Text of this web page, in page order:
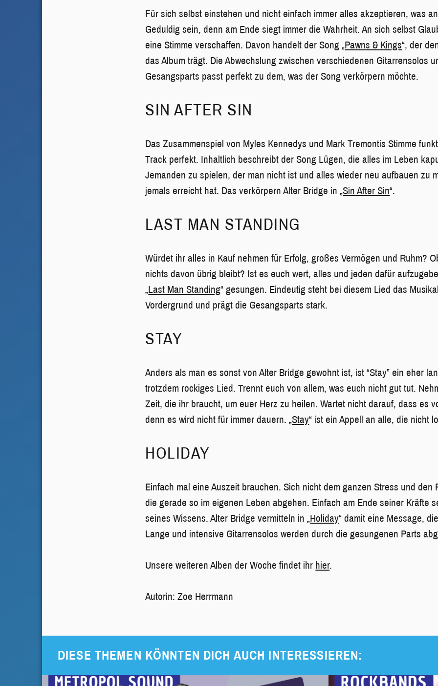
Für sich selbst einstehen und nicht einfach immer alles akzeptieren, was
Geduldig sein, denn am Ende siegt immer die Wahrheit. An sich selbst
eine Stimme verschaffen. Davon handelt der Song „Pawns & Kings“, der
das Album trägt. Die Abwechslung zwischen verschiedenen Gitarrensolos
Gesangsparts passt perfekt zu dem, was der Song verkörpern möchte.
SIN AFTER SIN
Das Zusammenspiel von Myles Kennedys und Mark Tremontis Stimme
Track perfekt. Inhaltlich beschreibt der Song Lügen, die alles im Leben
Jemanden zu spielen, der man nicht ist und alles wieder neu aufbauen zu
jemals erreicht hat. Das verkörpern Alter Bridge in „Sin After Sin“.
LAST MAN STANDING
Würdet ihr alles in Kauf nehmen für Erfolg, großes Vermögen und Ruhm?
nichts davon übrig bleibt? Ist es euch wert, alles und jeden dafür
„Last Man Standing“ gesungen. Eindeutig steht bei diesem Lied das
Vordergrund und prägt die Gesangsparts stark.
STAY
Anders als man es sonst von Alter Bridge gewohnt ist, ist “Stay” ein eher
trotzdem rockiges Lied. Trennt euch von allem, was euch nicht gut tut.
Zeit, die ihr braucht, um euer Herz zu heilen. Wartet nicht darauf, dass es
denn es wird nicht für immer dauern. „Stay“ ist ein Appell an alle, die nicht
HOLIDAY
Einfach mal eine Auszeit brauchen. Sich nicht dem ganzen Stress und den
die gerade so im eigenen Leben abgehen. Einfach am Ende seiner Kräfte
seines Wissens. Alter Bridge vermitteln in „Holiday“ damit eine Message,
Lange und intensive Gitarrensolos werden durch die gesungenen Parts
Unsere weiteren Alben der Woche findet ihr hier.
Autorin: Zoe Herrmann
DIESE THEMEN KÖNNTEN DICH AUCH INTERESSIEREN: